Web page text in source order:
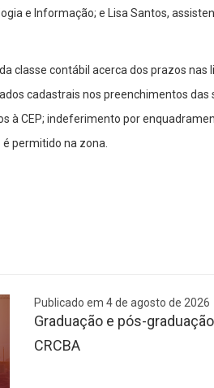
e Informação; e Lisa Santos,
classe contábil acerca dos prazos nas
cadastrais nos preenchimentos das
à CEP; indeferimento por
permitido na zona.
Publicado em 4 de agosto de 2026
Graduação e pós-
CRCBA